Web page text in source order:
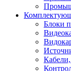
Блоки